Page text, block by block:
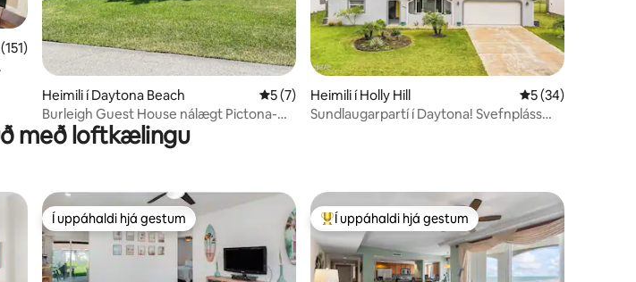
5 í meðaleinkunn, 151 umsagnir
Heimili í Daytona Beach 5 af 5 í meðaleinkunn, 7 umsagnir
5 (7)
Burleigh Guest House nálægt Pictona-
Beaches-Speedway
Heimili í Holly Hill 5 af 5 í
5 (34)
Sundlaugarpartí í Daytona! Svefnpláss
með loftkælingu
Í uppáhaldi hjá gestum
Í uppáhaldi hjá gestum Í mestu uppáhaldi hjá gestum
Í uppáhaldi hjá gestum